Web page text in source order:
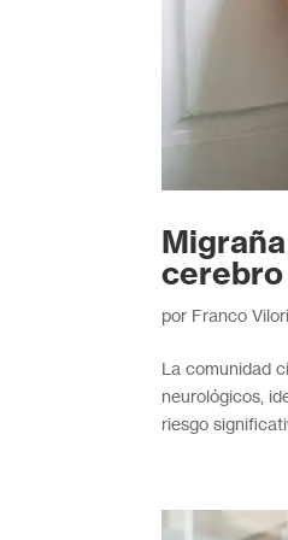
cerebro
por Franco
La comunidad
neurológicos,
riesgo